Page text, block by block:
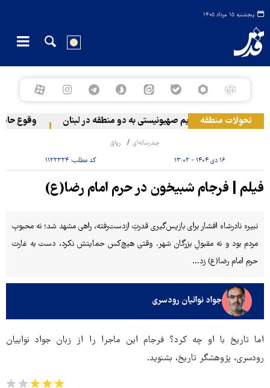
پنجشنبه ۱۵ مرداد ۱۴۰۵
تحولات منطقهحمله رژیم صهیونیستی به دو منطقه در لبنان وقوع
چندرسانه‌ای رواق
۱۶ دی ۱۴۰۴ - ۱۳:۰۲ کد مطلب:۱۱۲۲۳۲۴
فیلم | فرجام شبیخون در حرم امام رضا(ع)
نبیره نادرشاه افشار برای بازپس‌گیری قدرتِ ازدست‌رفته، راهی مشهد شد؛ نه محبوبِ
مردم بود و نه مقبولِ بزرگان شهر. وقتی هیچ‌کس حمایتش نکرد، دست به غارت
حرم امام رضا(ع) زد…
جواد نوائیان رودسری
اما تاریخ با او چه کرد؟ فرجام این ماجرا را از زبان جواد نواییان
رودسری، پژوهشگر تاریخ، بشنوید.